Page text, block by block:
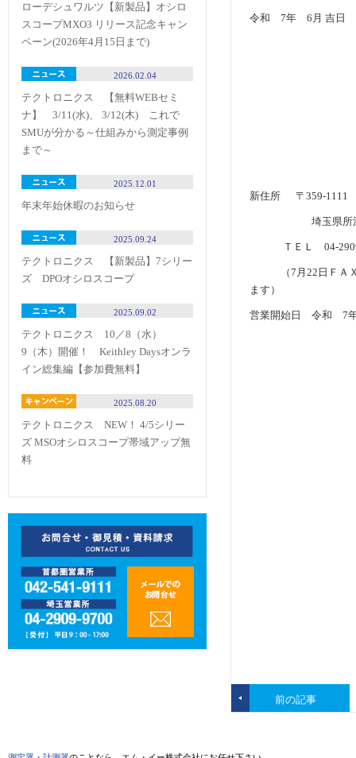
ローデシュワルツ【新製品】オシロ
スコープMXO3 リリース記念キャン
ペーン(2026年4月15日まで)
2026.02.04
テクトロニクス 【無料WEBセミ
ナ】 3/11(水)、 3/12(木) これで
SMUが分かる～仕組みから測定事例
まで～
2025.12.01
年末年始休暇のお知らせ
2025.09.24
テクトロニクス 【新製品】7シリー
ズ DPOオシロスコープ
2025.09.02
テクトロニクス 10／8（水）
9（木）開催！ Keithley Daysオンラ
イン総集編【参加費無料】
2025.08.20
テクトロニクス NEW！ 4/5シリー
ズ MSOオシロスコープ帯域アップ無
料
令和 7年 6月 吉日
新住所 〒359-1111
埼玉県所沢市緑
ＴＥＬ 04-2909-
（7月22日ＦＡＸ
ます）
営業開始日 令和 7
前の記事